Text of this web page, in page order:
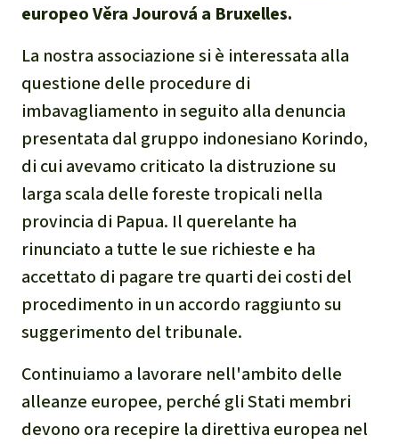
Pandemia e ambientalismo
Cambiamento climatico
europeo Věra Jourová a Bruxelles.
La nostra associazione si è interessata alla
questione delle procedure di
imbavagliamento in seguito alla denuncia
presentata dal gruppo indonesiano Korindo,
di cui avevamo criticato la distruzione su
larga scala delle foreste tropicali nella
provincia di Papua. Il querelante ha
rinunciato a tutte le sue richieste e ha
accettato di pagare tre quarti dei costi del
procedimento in un accordo raggiunto su
suggerimento del tribunale.
Continuiamo a lavorare nell'ambito delle
alleanze europee, perché gli Stati membri
devono ora recepire la direttiva europea nel